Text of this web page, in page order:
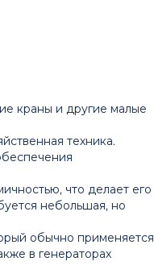
краны и другие малые
техника.
что делает его
небольшая, но
обычно применяется
в генераторах